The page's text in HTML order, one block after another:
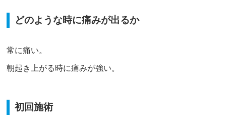
どのような時に痛みが出るか
常に痛い。
朝起き上がる時に痛みが強い。
初回施術